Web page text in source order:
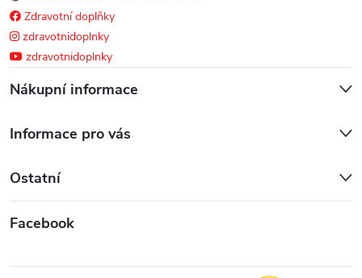
Zdravotní doplňky
zdravotnidoplnky
zdravotnidoplnky
Nákupní informace
Informace pro vás
Ostatní
Facebook